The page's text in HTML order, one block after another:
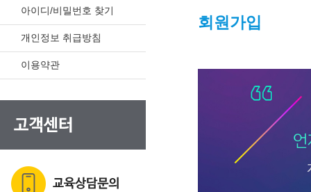
아이디/비밀번호 찾기
개인정보 취급방침
이용약관
회원가입